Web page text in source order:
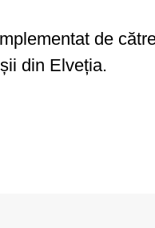
de
din Elveția.